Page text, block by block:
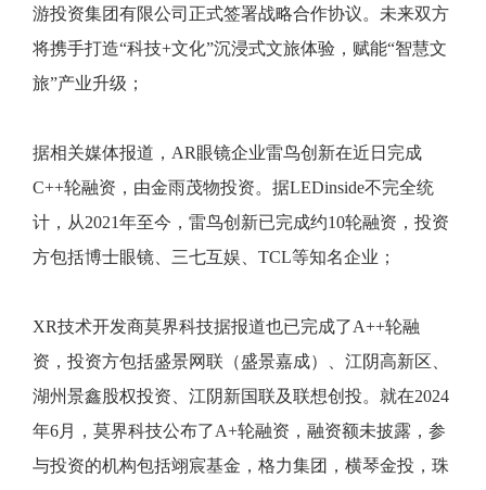
游投资集团有限公司正式签署战略合作协议。未来双方
将携手打造“科技+文化”沉浸式文旅体验，赋能“智慧文
旅”产业升级；
据相关媒体报道，AR眼镜企业雷鸟创新在近日完成
C++轮融资，由金雨茂物投资。据LEDinside不完全统
计，从2021年至今，雷鸟创新已完成约10轮融资，投资
方包括博士眼镜、三七互娱、TCL等知名企业；
XR技术开发商莫界科技据报道也已完成了A++轮融
资，投资方包括盛景网联（盛景嘉成）、江阴高新区、
湖州景鑫股权投资、江阴新国联及联想创投。就在2024
年6月，莫界科技公布了A+轮融资，融资额未披露，参
与投资的机构包括翊宸基金，格力集团，横琴金投，珠